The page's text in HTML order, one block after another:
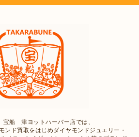
船 津ヨットハーバー店では、
ンド買取をはじめダイヤモンドジュエリー・